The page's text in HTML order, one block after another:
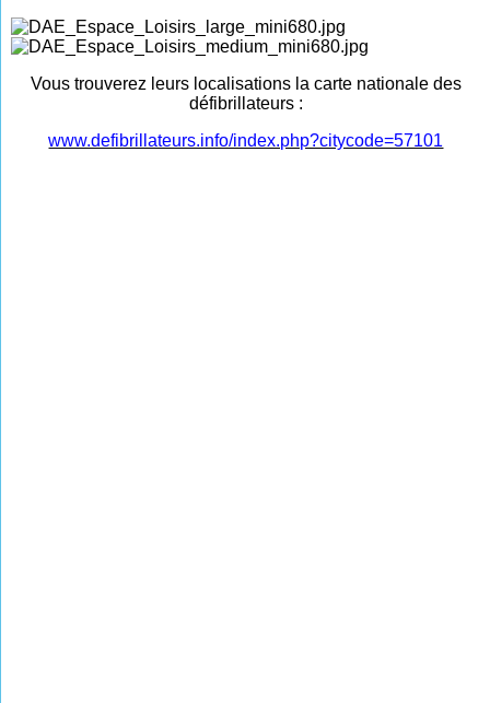
Vous trouverez leurs localisations la carte nationale des
défibrillateurs :
www.defibrillateurs.info/index.php?citycode=57101